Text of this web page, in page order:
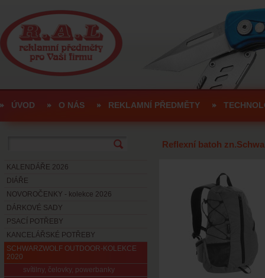
ÚVOD O NÁS REKLAMNÍ PŘEDMĚTY
KALENDÁŘE 2026
DIÁŘE
NOVOROČENKY - kolekce 2026
DÁRKOVÉ SADY
PSACÍ POTŘEBY
KANCELÁŘSKÉ POTŘEBY
SCHWARZWOLF OUTDOOR-KOLEKCE
2020
svítilny, čelovky, powerbanky
Reflexní batoh